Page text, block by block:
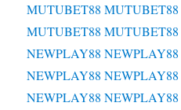
MUTUBET88 MUTUBET88
MUTUBET88 MUTUBET88
NEWPLAY88 NEWPLAY88
NEWPLAY88 NEWPLAY88
NEWPLAY88 NEWPLAY88